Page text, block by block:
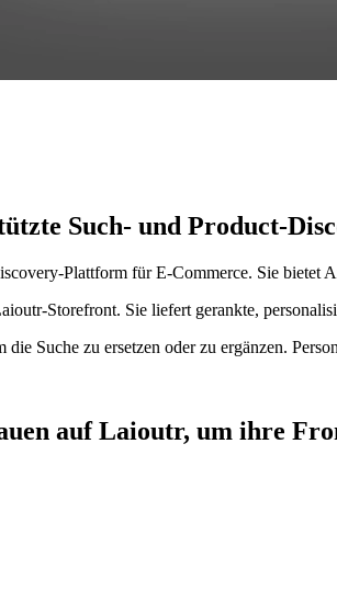
Such- und Product-
Plattform für E-Commerce. Sie bietet
Storefront. Sie liefert gerankte,
Suche zu ersetzen oder zu ergänzen.
auf Laioutr, um ihre